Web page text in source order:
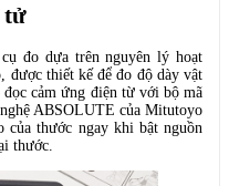
tử
đo dựa trên nguyên lý hoạt
được thiết kế để đo độ dày vật
cảm ứng điện từ với bộ mã
ABSOLUTE của Mitutoyo
thước ngay khi bật nguồn
thước.